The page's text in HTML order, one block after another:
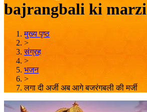
bajrangbali ki marzi
मुख्य पृष्ठ
>
संग्रह
>
भजन
>
लगा दी अर्जी अब आगे बजरंगबली की मर्जी